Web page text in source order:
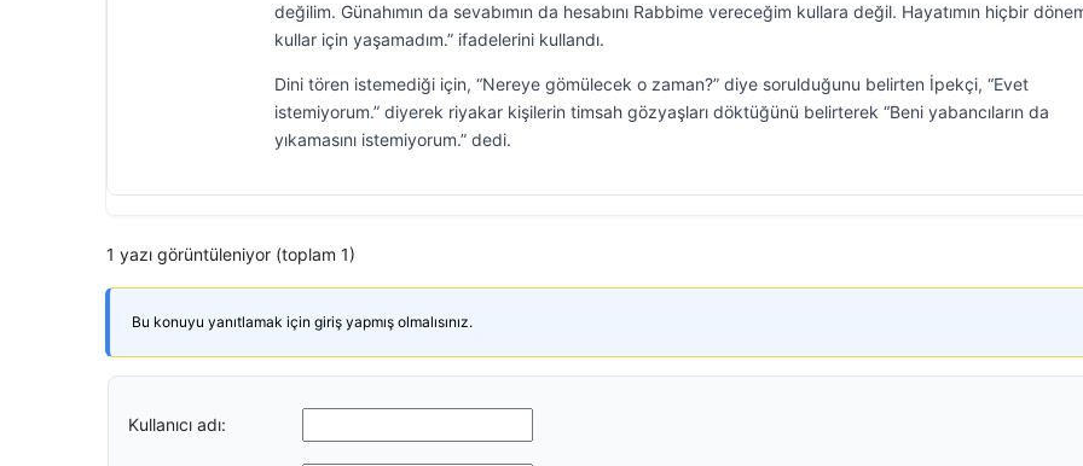
değilim. Günahımın da sevabımın da hesabını Rabbime vereceğim kullara değil. Hayatımın hiçbir
kullar için yaşamadım.” ifadelerini kullandı.
Dini tören istemediği için, “Nereye gömülecek o zaman?” diye sorulduğunu belirten İpekçi, “Evet
istemiyorum.” diyerek riyakar kişilerin timsah gözyaşları döktüğünü belirterek “Beni yabancıların da
yıkamasını istemiyorum.” dedi.
1 yazı görüntüleniyor (toplam 1)
Bu konuyu yanıtlamak için giriş yapmış olmalısınız.
Kullanıcı adı: